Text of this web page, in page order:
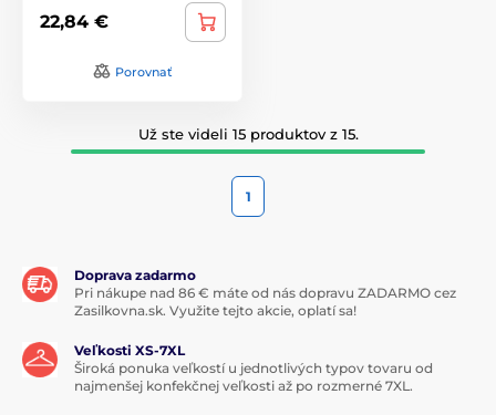
22,84 €
Porovnať
Už ste videli 15 produktov z 15.
1
Doprava zadarmo
Pri nákupe nad 86 € máte od nás dopravu ZADARMO cez
Zasilkovna.sk. Využite tejto akcie, oplatí sa!
Veľkosti XS-7XL
Široká ponuka veľkostí u jednotlivých typov tovaru od
najmenšej konfekčnej veľkosti až po rozmerné 7XL.